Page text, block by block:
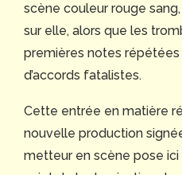
scène couleur rouge
sur elle, alors que les
premières notes répétées
d’accords fatalistes.
Cette entrée en matière
nouvelle production
metteur en scène pose